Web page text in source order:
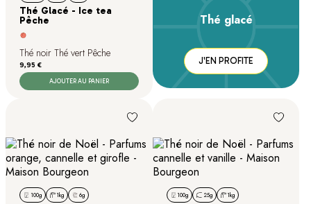
Thé Glacé - Ice tea
Pêche
Thé noir Thé vert Pêche
Prix
9,95 €
AJOUTER AU PANIER
Thé glacé
J'EN PROFITE
100g 1kg 6g 100g 25g 1kg